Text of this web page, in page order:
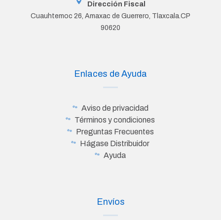
Dirección Fiscal
Cuauhtemoc 26, Amaxac de Guerrero, Tlaxcala.CP
90620
Enlaces de Ayuda
Aviso de privacidad
Términos y condiciones
Preguntas Frecuentes
Hágase Distribuidor
Ayuda
Envíos